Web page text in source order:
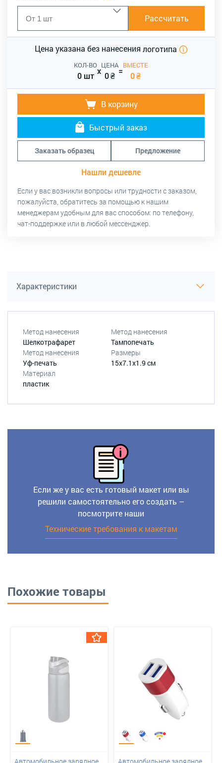
Рассчитать
Цена указана без нанесения логотипа
КОЛ-ВО
0 шт x
ЦЕНА
0₴ =
ВМЕСТЕ
0₴
В корзину
Быстрый заказ
Заказать образец Предложение
Нашли дешевле
Если у вас возникли вопросы или трудности с заказом,
пожалуйста, обратитесь за помощью к нашим
менеджерам удобным для вас способом: по телефону,
чат-поддержке или в любой мессенджер.
Характеристики
Метод нанесения
Шелкотрафарет
Метод нанесения
Тампопечать
Метод нанесения
Уф-печать
Размеры
15х7.1х1.9 см
Материал
пластик
Если же у вас есть готовый макет или вы
решили самостоятельно его создать –
посмотрите наши
Технические требования к макетам
Похожие товары
Автомобильное зарядное Автомобильное зарядное